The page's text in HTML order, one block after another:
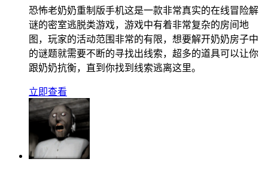
恐怖老奶奶重制版手机这是一款非常真实的在线冒险解
谜的密室逃脱类游戏，游戏中有着非常复杂的房间地
图，玩家的活动范围非常的有限，想要解开奶奶房子中
的谜题就需要不断的寻找出线索，超多的道具可以让你
跟奶奶抗衡，直到你找到线索逃离这里。
立即查看